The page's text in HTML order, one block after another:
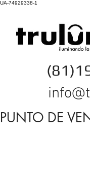
UA-74929338-1
PUNTO DE